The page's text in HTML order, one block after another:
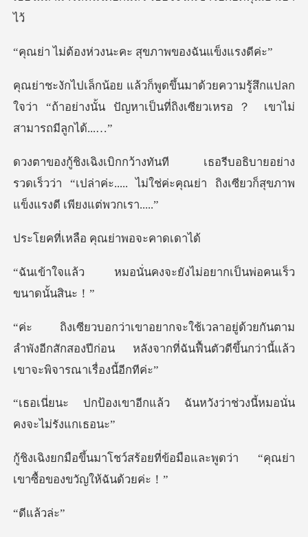
่วงนะคะ สุขภาพขอ
วามรู้สึกแปลก
ใจว่า “ถ้าอย่างนั้น ปัญหาเป็น
ย่าง
รวดเร็วว่า “เปล่าค่ะ..... ไม่ใช่ค่ะคุณย่า
ลือ คุณย่าพ
นคงจะยังไม่อยากเป็นพ่
ตาม
ลำพังอีกสักสองปีก่อน หลังจากที่ฉันฟื้นตัวดี
กแล้ว ฉันหวังว่าช่วงนี้
อยที่ข้อมือและพูดว่า “คุณย่า
แล้